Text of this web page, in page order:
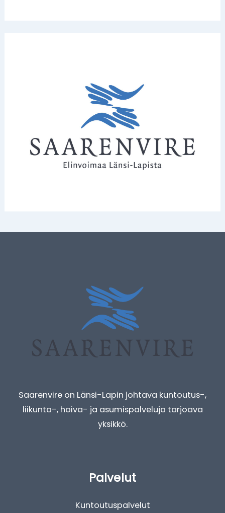
Saarenvire on Länsi-Lapin johtava kuntoutus-,
liikunta-, hoiva- ja asumispalveluja tarjoava
yksikkö.
Palvelut
Kuntoutuspalvelut